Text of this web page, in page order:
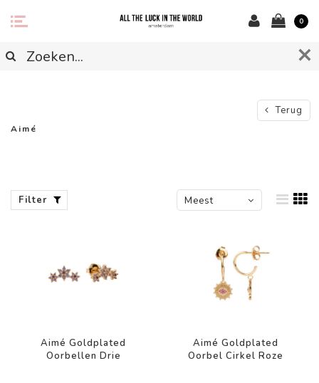
0
Terug
Aimé
Filter
Meest
Aimé Goldplated
Oorbellen Drie
Aimé Goldplated
Oorbel Cirkel Roze